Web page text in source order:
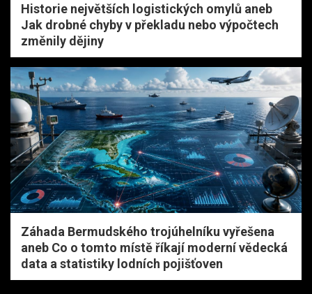
Historie největších logistických omylů aneb
Jak drobné chyby v překladu nebo výpočtech
změnily dějiny
Záhada Bermudského trojúhelníku vyřešena
aneb Co o tomto místě říkají moderní vědecká
data a statistiky lodních pojišťoven